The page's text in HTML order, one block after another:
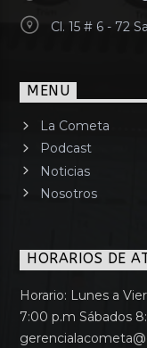
Cl. 15 # 6 - 72
MENU
La Cometa
Podcast
Noticias
Nosotros
HORARIOS DE
Horario: Lunes a
7:00 p.m Sábados